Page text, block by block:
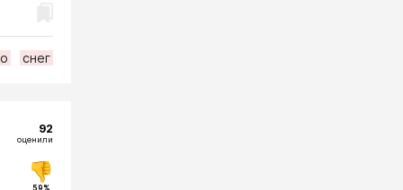
снег
92
оценили
59%